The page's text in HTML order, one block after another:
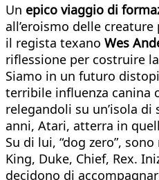
Un epico viaggio di
all’eroismo delle
il regista texano Wes
riflessione per costruire
Siamo in un futuro
terribile influenza canina
relegandoli su un’isola
anni, Atari, atterra in
Su di lui, “dog zero”,
King, Duke, Chief, Rex.
decidono di